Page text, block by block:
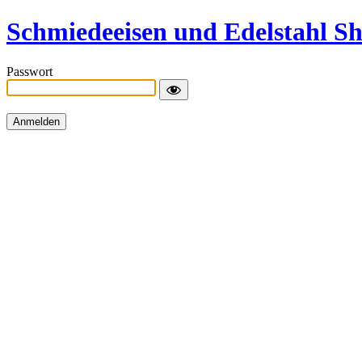
Schmiedeeisen und Edelstahl
Passwort